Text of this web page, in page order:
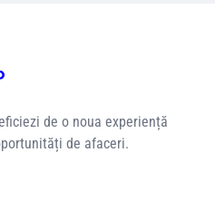
de o noua experiență
de afaceri.